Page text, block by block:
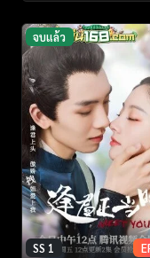
จบแล้ว
SS 1